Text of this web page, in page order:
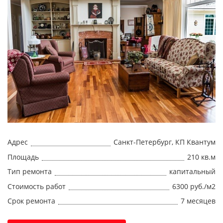
Адрес
Санкт-Петербург, КП Квантум
Площадь
210 кв.м
Тип ремонта
капитальный
Стоимость работ
6300 руб./м2
Срок ремонта
7 месяцев